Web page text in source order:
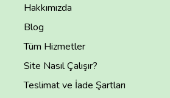
Hakkımızda
Blog
Tüm Hizmetler
Site Nasıl Çalışır?
Teslimat ve İade Şartları